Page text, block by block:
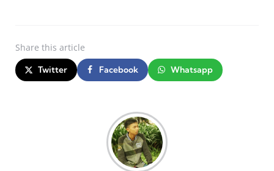
Share this article
Twitter Facebook Whatsapp